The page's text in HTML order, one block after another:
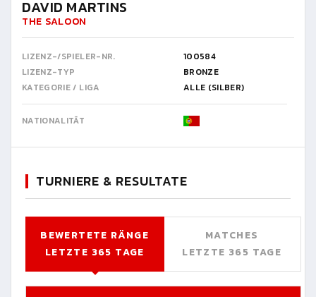
DAVID MARTINS
THE SALOON
LIZENZ-/SPIELER-NR.
100584
LIZENZ-TYP
BRONZE
KATEGORIE / LIGA
ALLE (SILBER)
NATIONALITÄT
TURNIERE & RESULTATE
BEWERTETE RÄNGE
LETZTE 365 TAGE
MATCHES
LETZTE 365 TAGE